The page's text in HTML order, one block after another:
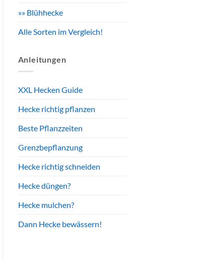
»» Blühhecke
Alle Sorten im Vergleich!
Anleitungen
XXL Hecken Guide
Hecke richtig pflanzen
Beste Pflanzzeiten
Grenzbepflanzung
Hecke richtig schneiden
Hecke düngen?
Hecke mulchen?
Dann Hecke bewässern!